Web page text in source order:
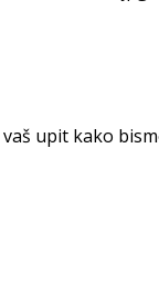
upit kako